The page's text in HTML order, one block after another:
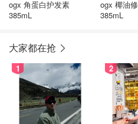
ogx 角蛋白护发素
385mL
ogx 椰油
385mL
大家都在抢
1 2